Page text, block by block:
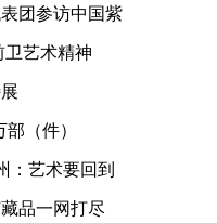
团参访中国紫
卫艺术精神
（件）
：艺术要回到
品一网打尽